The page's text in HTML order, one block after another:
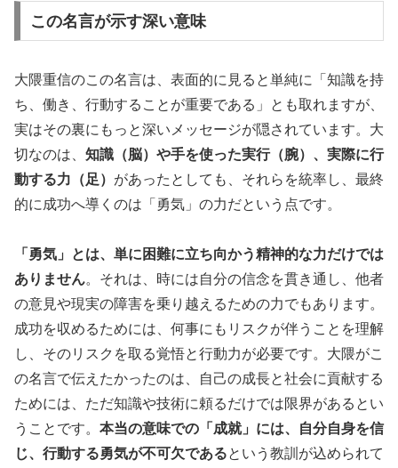
この名言が示す深い意味
大隈重信のこの名言は、表面的に見ると単純に「知識を持
ち、働き、行動することが重要である」とも取れますが、
実はその裏にもっと深いメッセージが隠されています。大
切なのは、 知識（脳）や手を使った実行（腕）、実際に行
動する力（足） があったとしても、それらを統率し、最終
的に成功へ導くのは「勇気」の力だという点です。
「勇気」とは、単に困難に立ち向かう精神的な力だけでは
ありません。それは、時には自分の信念を貫き通し、他者
の意見や現実の障害を乗り越えるための力でもあります。
成功を収めるためには、何事にもリスクが伴うことを理解
し、そのリスクを取る覚悟と行動力が必要です。大隈がこ
の名言で伝えたかったのは、自己の成長と社会に貢献する
ためには、ただ知識や技術に頼るだけでは限界があるとい
うことです。 本当の意味での「成就」には、自分自身を信
じ、行動する勇気が不可欠であるという教訓が込められて